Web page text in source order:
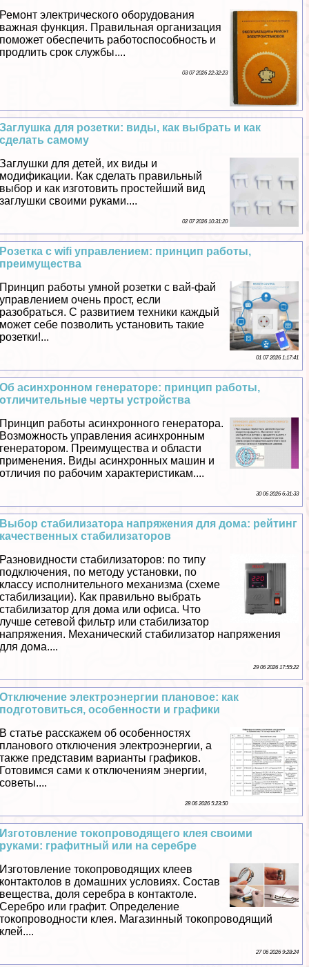
Ремонт электрического оборудования
важная функция. Правильная организация
поможет обеспечить работоспособность и
продлить срок службы....
03 07 2026 22:32:23
Заглушка для розетки: виды, как выбрать и как
сделать самому
Заглушки для детей, их виды и
модификации. Как сделать правильный
выбор и как изготовить простейший вид
заглушки своими руками....
02 07 2026 10:31:20
Розетка с wifi управлением: принцип работы,
преимущества
Принцип работы умной розетки с вай-фай
управлением очень прост, если
разобраться. С развитием техники каждый
может себе позволить установить такие
розетки!...
01 07 2026 1:17:41
Об асинхронном генераторе: принцип работы,
отличительные черты устройства
Принцип работы асинхронного генератора.
Возможность управления асинхронным
генератором. Преимущества и области
применения. Виды асинхронных машин и
отличия по рабочим хаpaктеристикам....
30 06 2026 6:31:33
Выбор стабилизатора напряжения для дома: рейтинг
качественных стабилизаторов
Разновидности стабилизаторов: по типу
подключения, по методу установки, по
классу исполнительного механизма (схеме
стабилизации). Как правильно выбрать
стабилизатор для дома или офиса. Что
лучше сетевой фильтр или стабилизатор
напряжения. Механический стабилизатор напряжения
для дома....
29 06 2026 17:55:22
Отключение электроэнергии плановое: как
подготовиться, особенности и графики
В статье расскажем об особенностях
планового отключения электроэнергии, а
также представим варианты графиков.
Готовимся сами к отключениям энергии,
советы....
28 06 2026 5:23:50
Изготовление токопроводящего клея своими
руками: графитный или на серебре
Изготовление токопроводящих клеев
контактолов в домашних условиях. Состав
вещества, доля серебра в контактоле.
Серебро или графит. Определение
токопроводности клея. Магазинный токопроводящий
клей....
27 06 2026 9:28:24